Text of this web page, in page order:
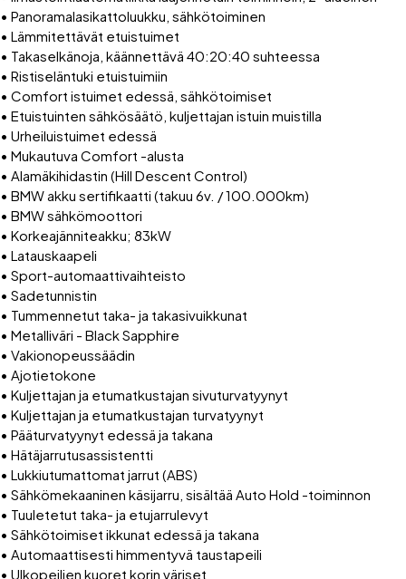
• Panoramalasikattoluukku, sähkötoiminen
• Lämmitettävät etuistuimet
• Takaselkänoja, käännettävä 40:20:40 suhteessa
• Ristiseläntuki etuistuimiin
• Comfort istuimet edessä, sähkötoimiset
• Etuistuinten sähkösäätö, kuljettajan istuin muistilla
• Urheiluistuimet edessä
• Mukautuva Comfort -alusta
• Alamäkihidastin (Hill Descent Control)
• BMW akku sertifikaatti (takuu 6v. / 100.000km)
• BMW sähkömoottori
• Korkeajänniteakku; 83kW
• Latauskaapeli
• Sport-automaattivaihteisto
• Sadetunnistin
• Tummennetut taka- ja takasivuikkunat
• Metalliväri - Black Sapphire
• Vakionopeussäädin
• Ajotietokone
• Kuljettajan ja etumatkustajan sivuturvatyynyt
• Kuljettajan ja etumatkustajan turvatyynyt
• Pääturvatyynyt edessä ja takana
• Hätäjarrutusassistentti
• Lukkiutumattomat jarrut (ABS)
• Sähkömekaaninen käsijarru, sisältää Auto Hold -toiminnon
• Tuuletetut taka- ja etujarrulevyt
• Sähkötoimiset ikkunat edessä ja takana
• Automaattisesti himmentyvä taustapeili
• Ulkopeilien kuoret korin väriset